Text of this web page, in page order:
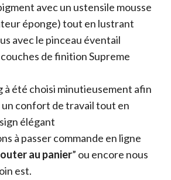
avec un ustensile mousse
éponge) tout en lustrant
avec le pinceau éventail
de finition Supreme
à été choisi minutieusement afin
confort de travail tout en
élégant
à passer commande en ligne
au panier” ou encore nous
est.